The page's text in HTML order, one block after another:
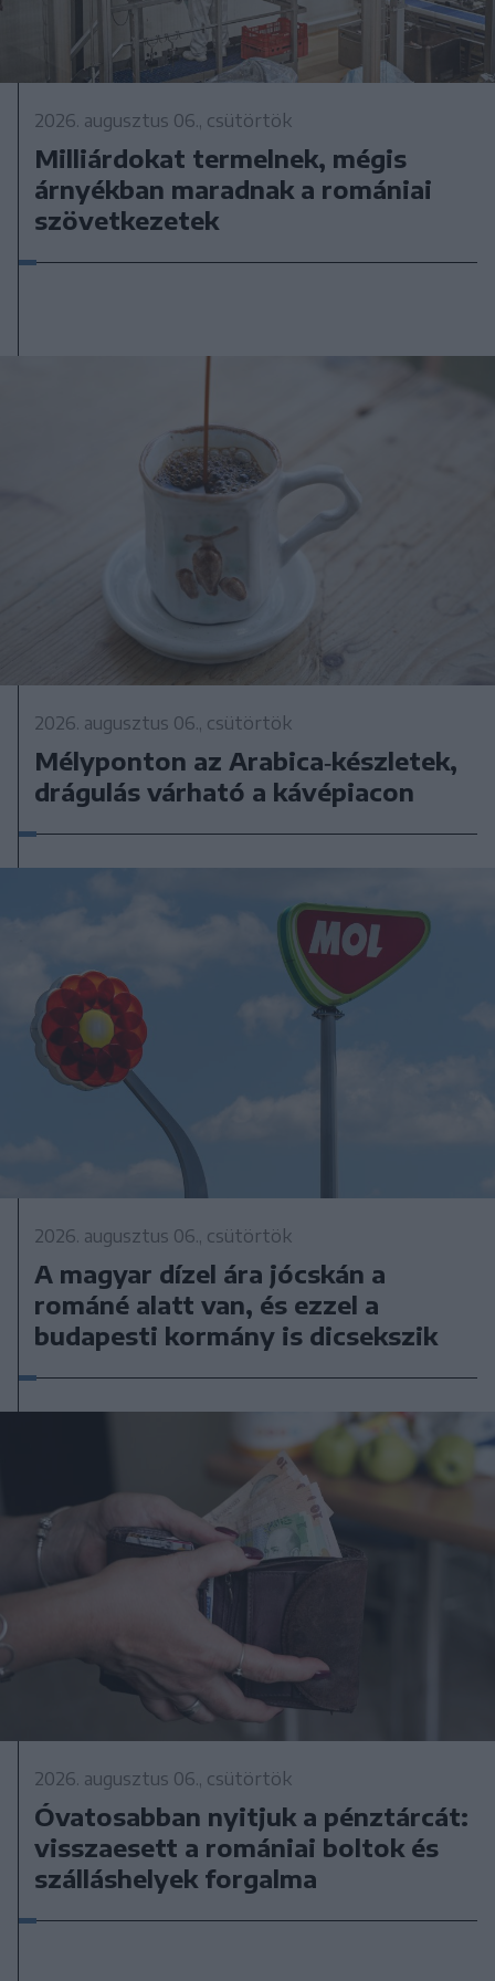
2026. augusztus 06., csütörtök
Milliárdokat termelnek, mégis
árnyékban maradnak a romániai
szövetkezetek
2026. augusztus 06., csütörtök
Mélyponton az Arabica‑készletek,
drágulás várható a kávépiacon
2026. augusztus 06., csütörtök
A magyar dízel ára jócskán a
románé alatt van, és ezzel a
budapesti kormány is dicsekszik
2026. augusztus 06., csütörtök
Óvatosabban nyitjuk a pénztárcát:
visszaesett a romániai boltok és
szálláshelyek forgalma